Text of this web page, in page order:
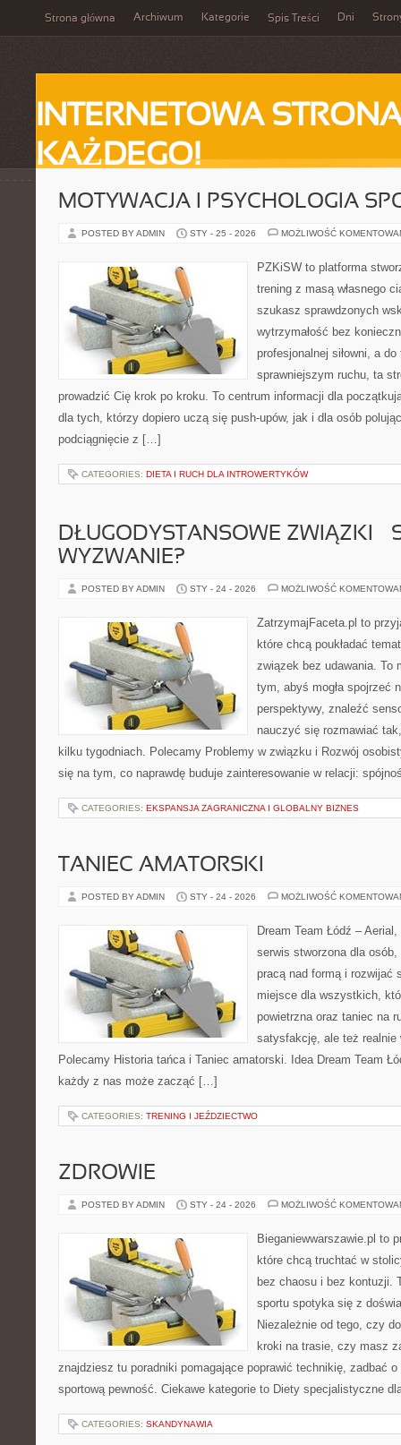
Strona główna Archiwum Kategorie Spis Treści Dni
INTERNETOWA
KAŻDEGO!
MOTYWACJA I PSYCHOLOGIA
POSTED BY ADMIN STY - 25 - 2026 MOŻLIWOŚĆ
PZKiSW to platforma
trening z masą własnego
szukasz sprawdzonych
wytrzymałość bez
profesjonalnej siłowni, a
sprawniejszym ruchu, ta
prowadzić Cię krok po kroku. To centrum informacji dla
dla tych, którzy dopiero uczą się push-upów, jak i dla osób
podciągnięcie z […]
CATEGORIES: DIETA I RUCH DLA INTROWERTYKÓW
DŁUGODYSTANSOWE ZWIĄZKI –
WYZWANIE?
POSTED BY ADMIN STY - 24 - 2026 MOŻLIWOŚĆ
ZatrzymajFaceta.pl to
które chcą poukładać
związek bez udawania. To
tym, abyś mogła spojrzeć
perspektywy, znaleźć
nauczyć się rozmawiać
kilku tygodniach. Polecamy Problemy w związku i Rozwój
się na tym, co naprawdę buduje zainteresowanie w relacji:
CATEGORIES: EKSPANSJA ZAGRANICZNA I GLOBALNY BIZNES
TANIEC AMATORSKI
POSTED BY ADMIN STY - 24 - 2026 MOŻLIWOŚĆ
Dream Team Łódź –
serwis stworzona dla
pracą nad formą i rozwijać
miejsce dla wszystkich,
powietrzna oraz taniec na
satysfakcję, ale też realnie
Polecamy Historia tańca i Taniec amatorski. Idea Dream Team
każdy z nas może zacząć […]
CATEGORIES: TRENING I JEŹDZIECTWO
ZDROWIE
POSTED BY ADMIN STY - 24 - 2026 MOŻLIWOŚĆ
Bieganiewwarszawie.pl to
które chcą truchtać w
bez chaosu i bez kontuzji.
sportu spotyka się z
Niezależnie od tego, czy
kroki na trasie, czy masz
znajdziesz tu poradniki pomagające poprawić technikię, zadbać
sportową pewność. Ciekawe kategorie to Diety specjalistyczne
CATEGORIES: SKANDYNAWIA